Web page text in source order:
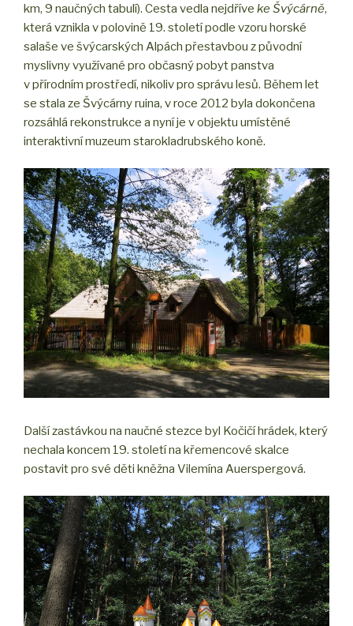
km, 9 naučných tabulí). Cesta vedla nejdříve ke Švýcárně,
která vznikla v polovině 19. století podle vzoru horské
salaše ve švýcarských Alpách přestavbou z původní
myslivny využívané pro občasný pobyt panstva
v přírodním prostředí, nikoliv pro správu lesů. Během let
se stala ze Švýcárny ruina, v roce 2012 byla dokončena
rozsáhlá rekonstrukce a nyní je v objektu umístěné
interaktivní muzeum starokladrubského koně.
Další zastávkou na naučné stezce byl Kočičí hrádek, který
nechala koncem 19. století na křemencové skalce
postavit pro své děti kněžna Vilemína Auerspergová.